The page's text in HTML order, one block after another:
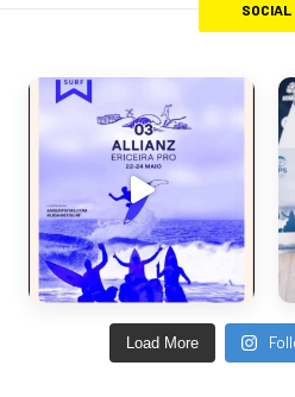
SOCIAL
Load More